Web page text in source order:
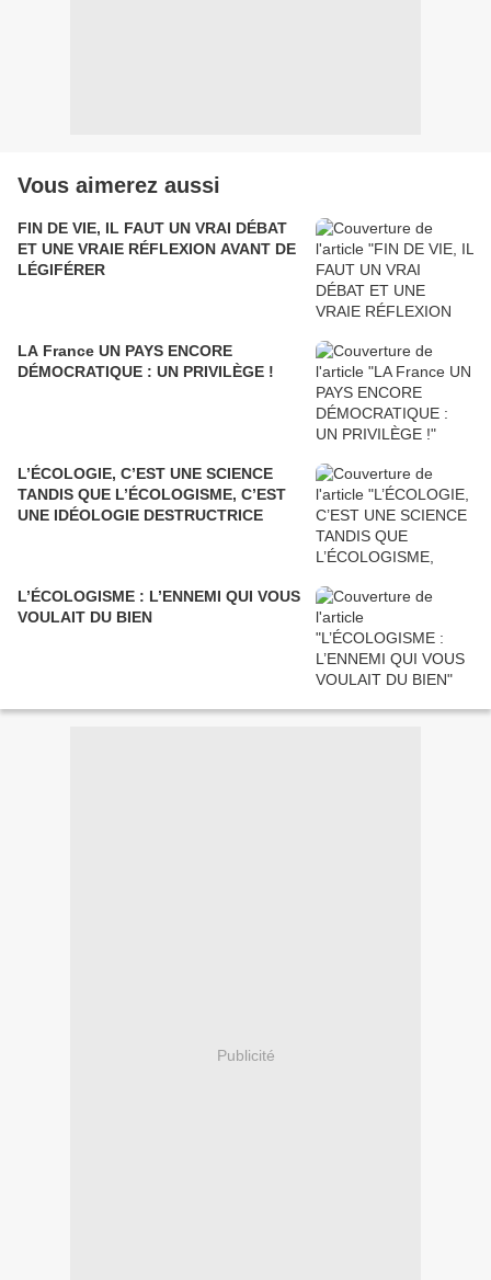
Vous aimerez aussi
FIN DE VIE, IL FAUT UN VRAI DÉBAT
ET UNE VRAIE RÉFLEXION AVANT DE
LÉGIFÉRER
LA France UN PAYS ENCORE
DÉMOCRATIQUE : UN PRIVILÈGE !
L’ÉCOLOGIE, C’EST UNE SCIENCE
TANDIS QUE L’ÉCOLOGISME, C’EST
UNE IDÉOLOGIE DESTRUCTRICE
L’ÉCOLOGISME : L’ENNEMI QUI VOUS
VOULAIT DU BIEN
Publicité